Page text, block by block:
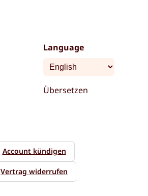
Language
Übersetzen
Account kündigen
Vertrag widerrufen